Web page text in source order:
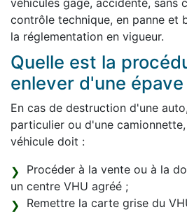
véhicules gagé, accidenté, sans
contrôle technique, en panne et
la réglementation en vigueur.
Quelle est la
enlever d'une épave
En cas de destruction d'une
particulier ou d'une
véhicule doit :
Procéder à la vente ou à la
un centre VHU agréé ;
Remettre la carte grise du